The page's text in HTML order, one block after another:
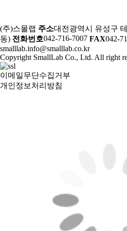
(주)스몰랩 주소대전광역시 유성구
동) 전화번호042-716-7007 FAX042-
smalllab.info@smalllab.co.kr
Copyright SmallLab Co., Ltd. All right
이메일무단수집거부
개인정보처리방침